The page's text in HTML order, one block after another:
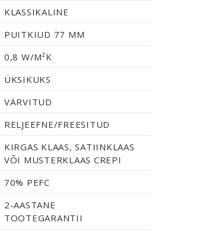
KLASSIKALINE
PUITKIUD 77 MM
0,8 W/M²K
ÜKSIKUKS
VÄRVITUD
RELJEEFNE/FREESITUD
KIRGAS KLAAS, SATIINKLAAS
VÕI MUSTERKLAAS CREPI
70% PEFC
2-AASTANE
TOOTEGARANTII